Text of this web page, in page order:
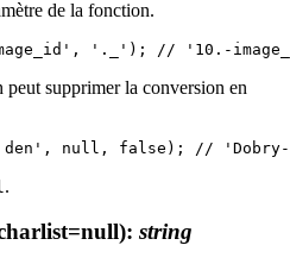
de la fonction.
supprimer la conversion en
.
: string